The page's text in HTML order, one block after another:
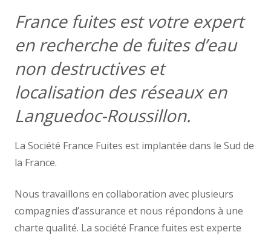
France fuites est votre expert
en recherche de fuites d’eau
non destructives et
localisation des réseaux en
Languedoc-Roussillon.
La Société France Fuites est implantée dans le Sud de
la France.
Nous travaillons en collaboration avec plusieurs
compagnies d’assurance et nous répondons à une
charte qualité. La société France fuites est experte